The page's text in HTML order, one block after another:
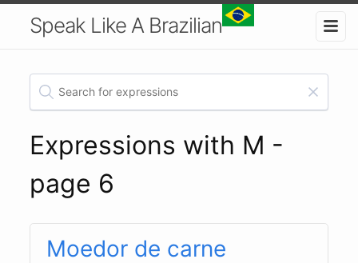
Speak Like A Brazilian
Expressions with M -
page 6
Moedor de carne